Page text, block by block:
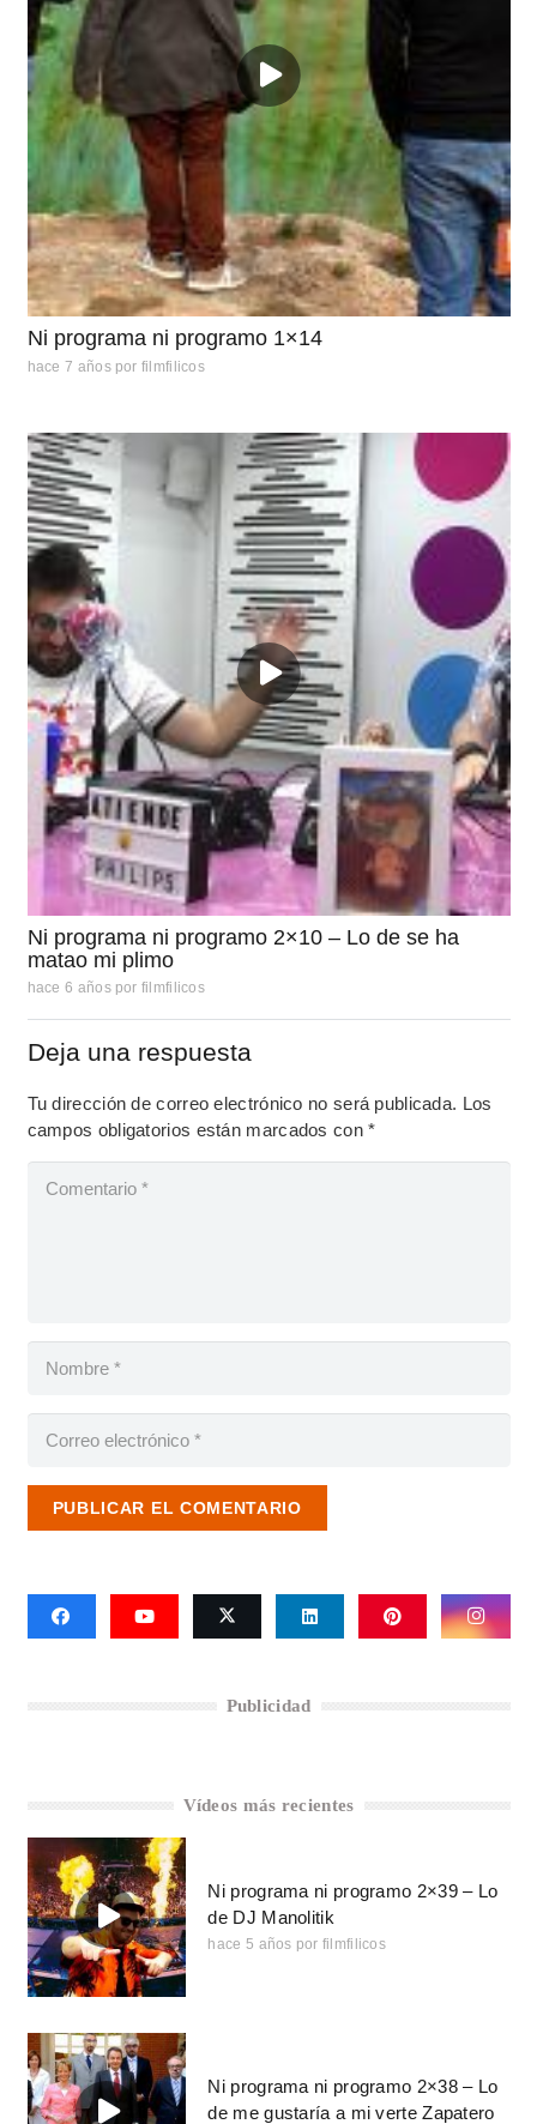
Ni programa ni programo 1×14
hace 7 años por filmfilicos
Ni programa ni programo 2×10 – Lo de se ha
matao mi plimo
hace 6 años por filmfilicos
Deja una respuesta
Tu dirección de correo electrónico no será publicada. Los
campos obligatorios están marcados con*
PUBLICAR EL COMENTARIO
Publicidad
Vídeos más recientes
Ni programa ni programo 2×39 – Lo
de DJ Manolitik
hace 5 años por filmfilicos
Ni programa ni programo 2×38 – Lo
de me gustaría a mi verte Zapatero